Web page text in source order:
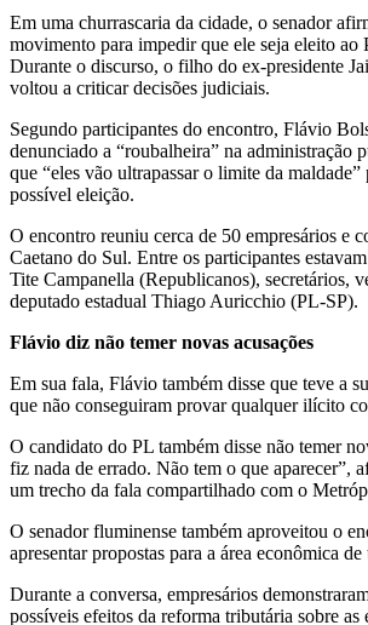
Em uma churrascaria da cidade, o senador
movimento para impedir que ele seja eleito ao
Durante o discurso, o filho do ex-presidente
voltou a criticar decisões judiciais.
Segundo participantes do encontro, Flávio
denunciado a “roubalheira” na administração
que “eles vão ultrapassar o limite da maldade”
possível eleição.
O encontro reuniu cerca de 50 empresários e
Caetano do Sul. Entre os participantes
Tite Campanella (Republicanos), secretários,
deputado estadual Thiago Auricchio (PL-SP).
Flávio diz não temer novas acusações
Em sua fala, Flávio também disse que teve a
que não conseguiram provar qualquer ilícito
O candidato do PL também disse não temer
fiz nada de errado. Não tem o que aparecer”,
um trecho da fala compartilhado com o
O senador fluminense também aproveitou o
apresentar propostas para a área econômica
Durante a conversa, empresários
possíveis efeitos da reforma tributária sobre as